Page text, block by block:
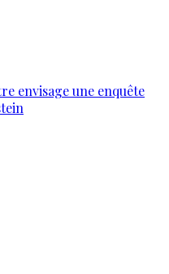
envisage une enquête